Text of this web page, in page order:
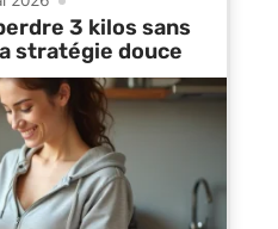
3 kilos sans
stratégie douce